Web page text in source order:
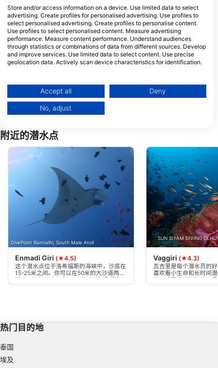
DivePoint Guraidhoo
Silincoa, K. Guraidhoo,
08080 Guraidhoo, 马尔代夫
Diverland Embudu
Diverland, 00000 Embudu
Ayala Bubbles
Burevi Magu, 08070 Guhli,
马尔代夫
Maafushi, 08090
Maafushi, 马尔代夫
FW Residence 07-
Aquatic
Faalandhoshu
附近的潜水点
DivePoint Rannalhi, South Male Atoll
Enmadi Giri (★4.5)
这个潜水点位于洛希福斯的海峡中，沙底在
15-25米之间。你可以在50米的大沙道两边
潜水。在沙地上，你可以找到许多珊瑚块。
SUN SIYAM DIVING
Vaggiri (★4.3)
瓦吉里是每个潜水员的
喜欢看小生命和长时间
的形成是非常独特的，
完美场所。
热门目的地
泰国
埃及
Store and/or access information on a device. Use limited data to select
advertising. Create profiles for personalised advertising. Use profiles to
select personalised advertising. Create profiles to personalise content.
Use profiles to select personalised content. Measure advertising
performance. Measure content performance. Understand audiences
through statistics or combinations of data from different sources. Develop
and improve services. Use limited data to select content. Use precise
geolocation data. Actively scan device characteristics for identification.
Data may be shared outside of the European Union and send to the USA.
Your consent and the cookie policy applies solely to this website/app.
View Partner List (1 IAB Vendors)
IAB processing purposes:
Store and/or access information on a device
Use limited data to select advertising
Create profiles for personalised advertising
Use profiles to select personalised
advertising
Create profiles to personalise content
Use profiles to select personalised content
Measure advertising performance
combinations of data from different sources
Accept all Deny
No, adjust